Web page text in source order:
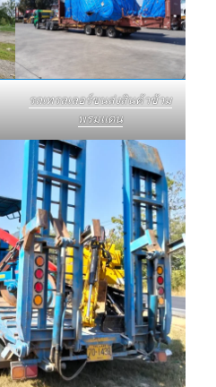
รถเทรลเลอร์ขนส่งสินค้าข้าม
พรมแดน